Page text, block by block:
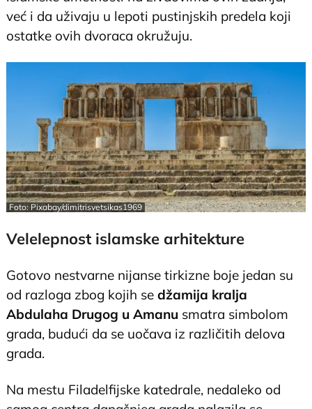
već i da uživaju u lepoti pustinjskih predela koji
ostatke ovih dvoraca okružuju.
Foto: Pixabay/dimitrisvetsikas1969
Velelepnost islamske arhitekture
Gotovo nestvarne nijanse tirkizne boje jedan su
od razloga zbog kojih sedžamija kralja
Abdulaha Drugog u Amanu smatra simbolom
grada, budući da se uočava iz različitih delova
grada.
Na mestu Filadelfijske katedrale, nedaleko od